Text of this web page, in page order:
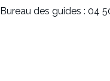
Bureau des guides : 04